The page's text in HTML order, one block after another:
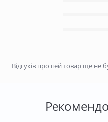
Відгуків про цей товар ще не